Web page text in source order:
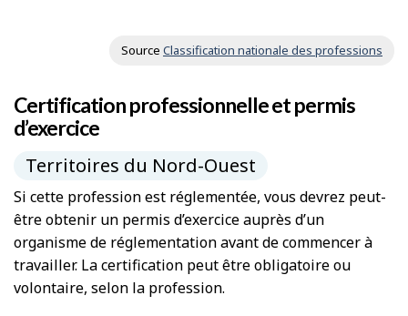
Source Classification nationale des professions
Certification professionnelle et permis
d’exercice
Territoires du Nord-Ouest
Si cette profession est réglementée, vous devrez peut-
être obtenir un permis d’exercice auprès d’un
organisme de réglementation avant de commencer à
travailler. La certification peut être obligatoire ou
volontaire, selon la profession.